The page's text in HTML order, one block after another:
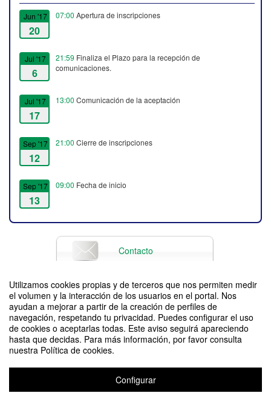
Utilizamos cookies propias y de terceros que nos permiten medir
el volumen y la interacción de los usuarios en el portal. Nos
ayudan a mejorar a partir de la creación de perfiles de
navegación, respetando tu privacidad. Puedes configurar el uso
de cookies o aceptarlas todas. Este aviso seguirá apareciendo
hasta que decidas. Para más información, por favor consulta
nuestra Política de cookies.
Configurar
Jun '17
20
07:00 Apertura de inscripciones
Jul '17
6
21:59 Finaliza el Plazo para la recepción de
comunicaciones.
Jul '17
17
13:00 Comunicación de la aceptación
Sep '17
12
21:00 Cierre de inscripciones
Sep '17
13
09:00 Fecha de inicio
Contacto
Difunde tu evento poniendo el siguiente código en tu sitio
XI Jornadas de Innovación Docente e Investigación Educativa UZ